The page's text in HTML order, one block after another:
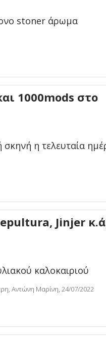
stoner άρωμα
1000mods στο
η τελευταία
Jinjer
καλοκαιριού
Αντώνη Μαρίνη, 24/07/2022